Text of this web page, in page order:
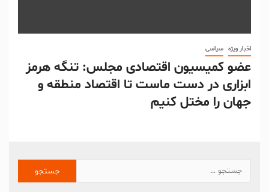
اخبار ویژه سیاسی
عضو کمیسیون اقتصادی مجلس: تنگه هرمز
ابزاری در دست ماست تا اقتصاد منطقه و
جهان را مختل کنیم